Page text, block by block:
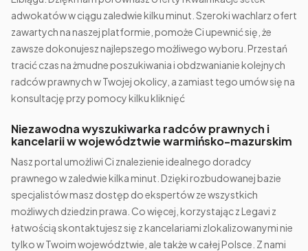
adwokatów w ciągu zaledwie kilku minut. Szeroki wachlarz ofert
zawartych na naszej platformie, pomoże Ci upewnić się, że
zawsze dokonujesz najlepszego możliwego wyboru. Przestań
tracić czas na żmudne poszukiwania i obdzwanianie kolejnych
radców prawnych w Twojej okolicy, a zamiast tego umów się na
konsultację przy pomocy kilku kliknięć
Niezawodna wyszukiwarka radców prawnych i
kancelarii w województwie warmińsko-mazurskim
Nasz portal umożliwi Ci znalezienie idealnego doradcy
prawnego w zaledwie kilka minut. Dzięki rozbudowanej bazie
specjalistów masz dostęp do ekspertów ze wszystkich
możliwych dziedzin prawa. Co więcej, korzystając z Legavi z
łatwością skontaktujesz się z kancelariami zlokalizowanymi nie
tylko w Twoim województwie, ale także w całej Polsce. Z nami